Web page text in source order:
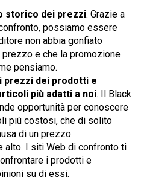
storico dei prezzi. Grazie a
possiamo essere
non abbia gonfiato
e che la promozione
pensiamo.
prezzi dei prodotti e
più adatti a noi. Il Black
opportunità per conoscere
più costosi, che di solito
di un prezzo
alto. I siti Web di confronto ti
i prodotti e
su di essi.